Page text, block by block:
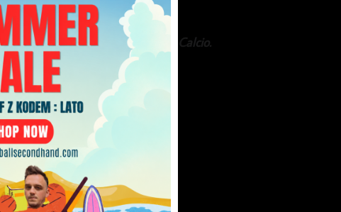
dla kolekcjonerów włoskiego Calcio.
zł
cena w ciągu ostatnich 30 dni: